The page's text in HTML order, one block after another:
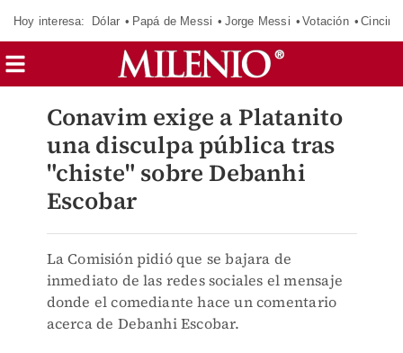
Hoy interesa: Dólar Papá de Messi Jorge Messi Votación
Conavim exige a Platanito
una disculpa pública tras
"chiste" sobre Debanhi
Escobar
La Comisión pidió que se bajara de
inmediato de las redes sociales el mensaje
donde el comediante hace un comentario
acerca de Debanhi Escobar.